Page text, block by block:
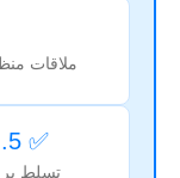
ملاقات
✅ 5. مهارت‌های نرم‌افزاری
تسلط بر